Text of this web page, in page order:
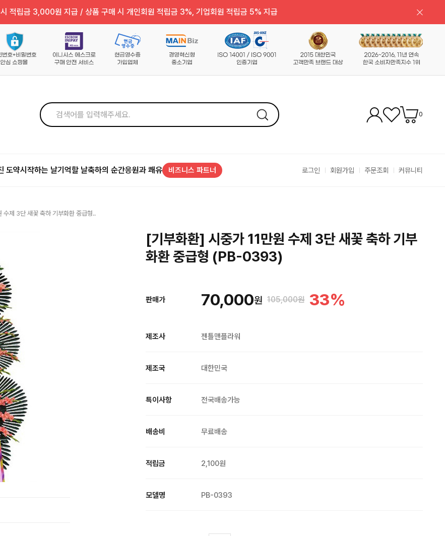
적립금 3,000원 지급 / 상품 구매 시 개인회원 적립금 3%, 기업회원 적립금 5% 지급
0
도약시작하는 날기억할 날축하의 순간응원과 쾌유 비즈니스 파트너 로그인 회원가입 주문조회 커뮤니티
수제 3단 새꽃 축하 기부화환 중급형..
[기부화환] 시중가 11만원 수제 3단 새꽃 축하 기부
화환 중급형 (PB-0393)
판매가 70,000원 105,000원 33%
제조사 젠틀맨플라워
제조국 대한민국
특이사항 전국배송가능
배송비 무료배송
적립금 2,100원
모델명 PB-0393